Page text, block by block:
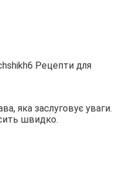
яка заслуговує уваги.
швидко.